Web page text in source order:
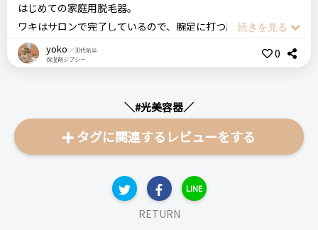
はじめての家庭用脱毛器。
ワキはサロンで完了しているので、腕足に打つ用に購入しまし
た。
すぎた……と思ったらそこで確認）。
打った感触はじんわり温かいだけですが、短時間のうちに何度
も打つと発光部分が熱くなるので注意が必要です。
肝心の脱毛効果ですが、完全に生えなくなるわけではありませ
んが、毛が細くなった実感あり。腕は特に毛が細くなったこと
yoko ／30代前半
保湿剤ジプシー
0
＼#光美容器／
タグに関連するレビューをする
LINE
RETURN